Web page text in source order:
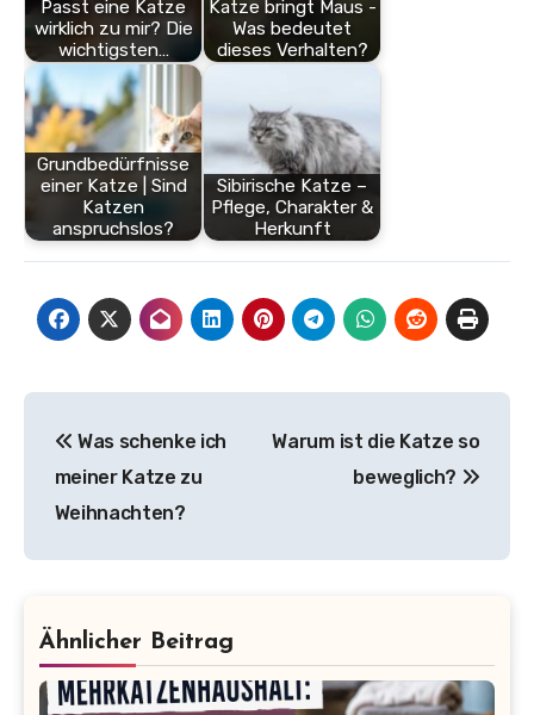
Passt eine Katze
wirklich zu mir? Die
wichtigsten…
Katze bringt Maus -
Was bedeutet
dieses Verhalten?
Grundbedürfnisse
einer Katze | Sind
Katzen
anspruchslos?
Sibirische Katze –
Pflege, Charakter &
Herkunft
Was schenke ich
meiner Katze zu
Weihnachten?
Warum ist die Katze so
beweglich?
Ähnlicher Beitrag